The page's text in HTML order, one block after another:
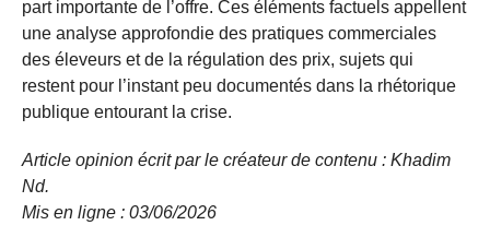
part importante de l’offre. Ces éléments factuels appellent
une analyse approfondie des pratiques commerciales
des éleveurs et de la régulation des prix, sujets qui
restent pour l’instant peu documentés dans la rhétorique
publique entourant la crise.
Article opinion écrit par le créateur de contenu : Khadim
Nd.
Mis en ligne : 03/06/2026